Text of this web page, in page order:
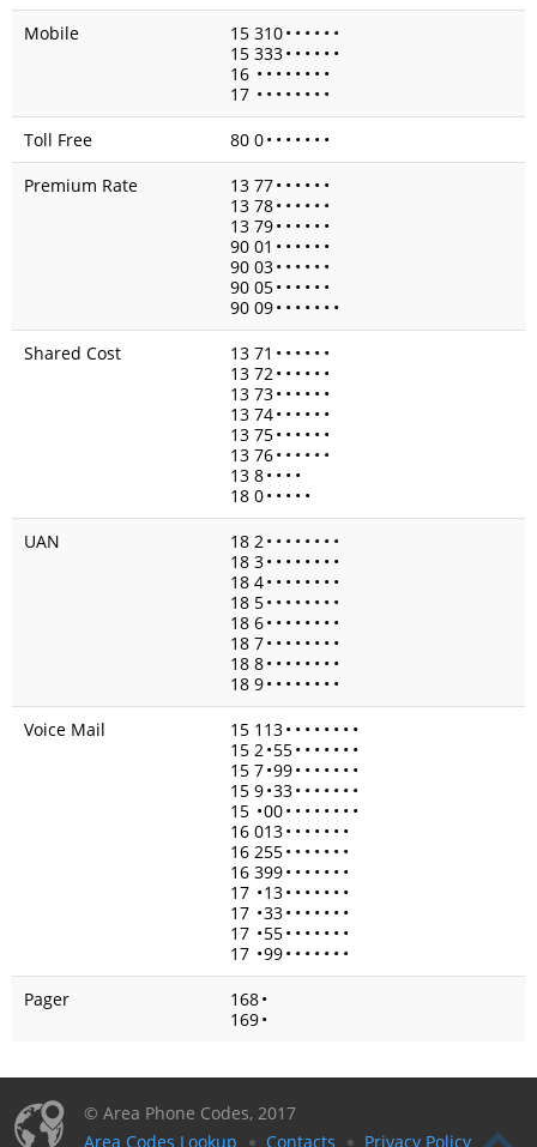
Mobile
15 310• • • • • •
15 333• • • • • •
16 • • • • • • • •
17 • • • • • • • •
Toll Free
80 0• • • • • • •
Premium Rate
13 77• • • • • •
13 78• • • • • •
13 79• • • • • •
90 01 • • • • • •
90 03• • • • • •
90 05• • • • • •
90 09• • • • • • •
Shared Cost
13 71 • • • • • •
13 72• • • • • •
13 73• • • • • •
13 74• • • • • •
13 75• • • • • •
13 76• • • • • •
13 8• • • •
18 0• • • • •
UAN
18 2• • • • • • • •
18 3• • • • • • • •
18 4• • • • • • • •
18 5• • • • • • • •
18 6• • • • • • • •
18 7• • • • • • • •
18 8• • • • • • • •
18 9• • • • • • • •
Voice Mail
15 113• • • • • • • •
15 2•55• • • • • • •
15 7•99• • • • • • •
15 9•33• • • • • • •
15 •00• • • • • • • •
16 013• • • • • • •
16 255• • • • • • •
16 399• • • • • • •
17 •13• • • • • • •
17 •33• • • • • • •
17 •55• • • • • • •
17 •99• • • • • • •
Pager
168•
169•
© Area Phone Codes, 2017
Area Codes Lookup
Contacts Privacy Policy